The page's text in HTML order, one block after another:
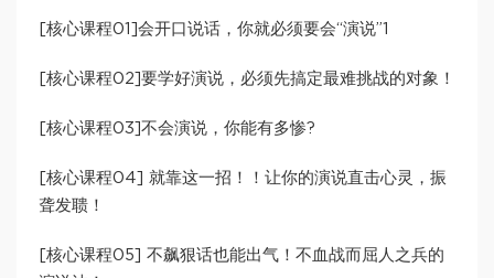
[核心课程01]会开口说话，你就必须要会“演说”1
[核心课程02]要学好演说，必须先搞定最难挑战的对象！
[核心课程03]不会演说，你能有多惨?
[核心课程04] 就靠这一招！！让你的演说直击心灵，振
聋发聩！
[核心课程05] 不飙狠话也能出气！不血战而屈人之兵的